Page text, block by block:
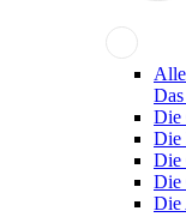
Die
Die
Die
Die
Die